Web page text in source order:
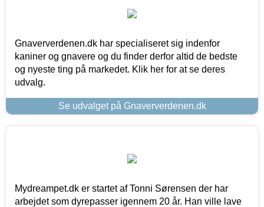
Gnaververdenen.dk har specialiseret sig indenfor
kaniner og gnavere og du finder derfor altid de bedste
og nyeste ting på markedet. Klik her for at se deres
udvalg.
Se udvalget på Gnaververdenen.dk
Mydreampet.dk er startet af Tonni Sørensen der har
arbejdet som dyrepasser igennem 20 år. Han ville lave